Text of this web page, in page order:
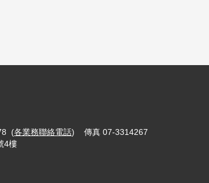
(各業務聯絡電話) 傳真 07-3314267
維三路2號4樓